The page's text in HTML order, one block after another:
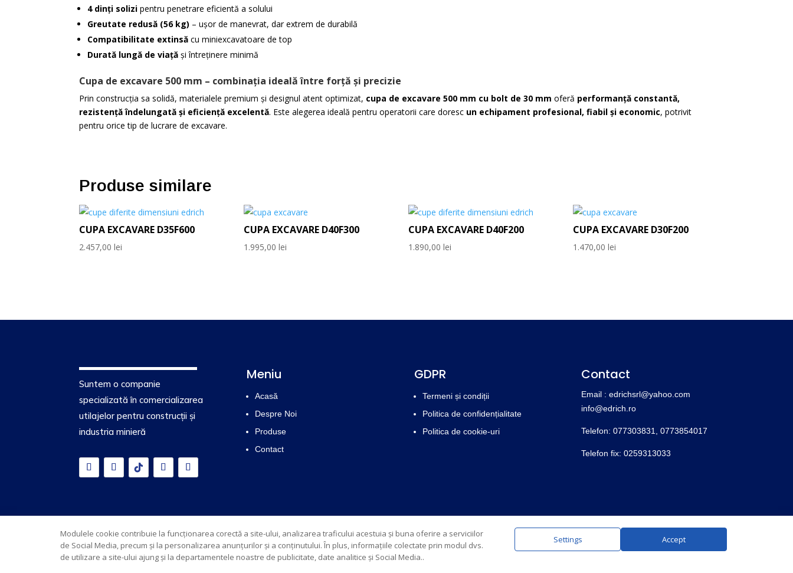
4 dinți solizi pentru penetrare eficientă a solului
Greutate redusă (56 kg) – ușor de manevrat, dar extrem de durabilă
Compatibilitate extinsă cu miniexcavatoare de top
Durată lungă de viață și întreținere minimă
Cupa de excavare 500 mm – combinația ideală între forță și precizie
Prin construcția sa solidă, materialele premium și designul atent optimizat, cupa de excavare 500 mm cu bolt de 30 mm oferă performanță constantă,
rezistență îndelungată și eficiență excelentă. Este alegerea ideală pentru operatorii care doresc un echipament profesional, fiabil și economic, potrivit
pentru orice tip de lucrare de excavare.
Produse similare
CUPA EXCAVARE D35F600
2.457,00lei
CUPA EXCAVARE D40F300
1.995,00lei
CUPA EXCAVARE D40F200
1.890,00lei
CUPA EXCAVARE D30F200
1.470,00lei
Suntem o companie
specializată în comercializarea
utilajelor pentru construcții și
industria minieră
Meniu
Acasă
Despre Noi
Produse
Contact
GDPR
Termeni și condiții
Politica de confidențialitate
Politica de cookie-uri
Contact
Email : edrichsrl@yahoo.com
info@edrich.ro
Telefon: 077303831,0773854017
Telefon fix: 0259313033
Modulele cookie contribuie la funcționarea corectă a site-ului, analizarea traficului acestuia și buna oferire a serviciilor
de Social Media, precum și la personalizarea anunțurilor și a conținutului. În plus, informațiile colectate prin modul dvs.
de utilizare a site-ului ajung și la departamentele noastre de publicitate, date analitice și Social Media..
Settings Accept